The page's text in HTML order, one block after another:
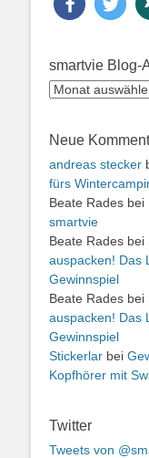
smartvie Blog-
smartvie
Neue
andreas stecker
fürs
Beate Rades bei
smartvie
Beate Rades bei
auspacken! Das
Gewinnspiel
Beate Rades bei
auspacken! Das
Gewinnspiel
Stickerlar bei
Kopfhörer mit
Twitter
Tweets von